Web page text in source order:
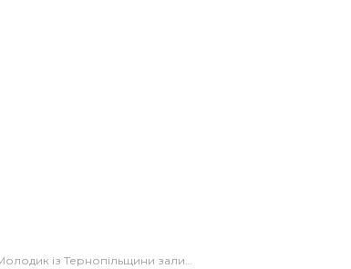
із Тернопільщини залишився голим після романтичного побачення у готелі